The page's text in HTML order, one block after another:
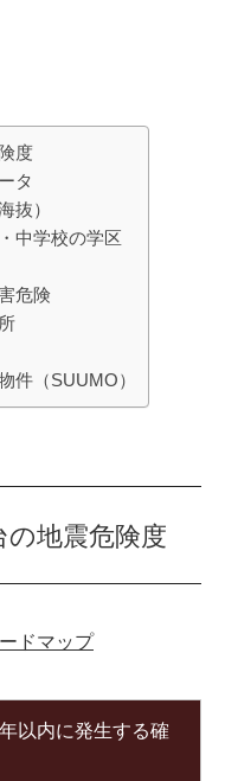
度
タ
抜）
中学校の学区
危険
件（SUUMO）
の地震危険度
ドマップ
以内に発生する確